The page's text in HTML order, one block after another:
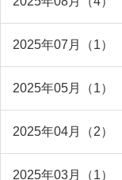
2025年07月（1）
2025年05月（1）
2025年04月（2）
2025年03月（1）